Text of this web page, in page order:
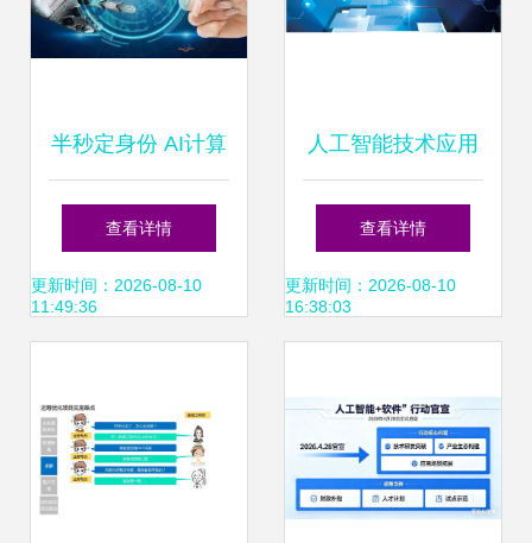
半秒定身份 AI计算
机视觉如何终结ID
偷猎者的幻想
查看详情
更新时间：2026-08-10
11:49:36
人工智能技术应用
与软件开发 赋能未
来的引擎
查看详情
更新时间：2026-08-10
16:38:03